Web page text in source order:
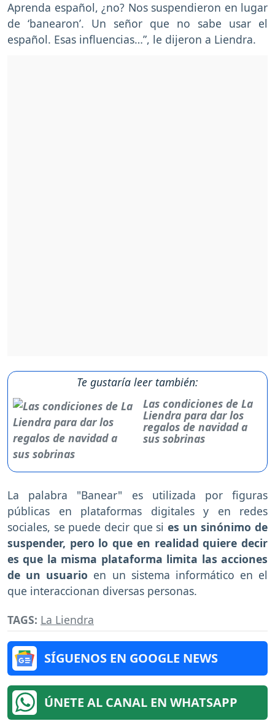
Aprenda español, ¿no? Nos suspendieron en lugar
de ‘banearon’. Un señor que no sabe usar el
español. Esas influencias…”, le dijeron a Liendra.
Te gustaría leer también:
Las condiciones de La
Liendra para dar los
regalos de navidad a
sus sobrinas
La palabra "Banear" es utilizada por figuras
públicas en plataformas digitales y en redes
sociales, se puede decir que si es un sinónimo de
suspender, pero lo que en realidad quiere decir
es que la misma plataforma limita las acciones
de un usuario en un sistema informático en el
que interaccionan diversas personas.
TAGS: La Liendra
SÍGUENOS EN GOOGLE NEWS
ÚNETE AL CANAL EN WHATSAPP